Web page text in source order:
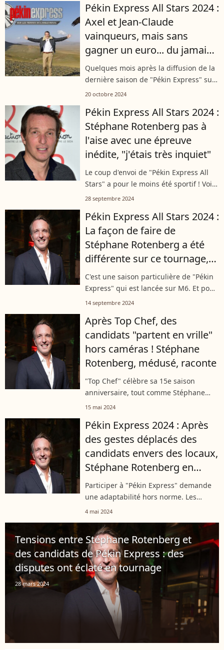
Pékin Express All Stars 2024 :
Axel et Jean-Claude
vainqueurs, mais sans
gagner un euro... du jamais
vu !
Quelques mois après la diffusion de la
dernière saison de "Pékin Express" sur
M6, une nouvelle édition All Stars est
emblématiques ont été choisis pour
intégrer...
20 octobre 2024
Pékin Express All Stars 2024 :
Stéphane Rotenberg pas à
l'aise avec une épreuve
inédite, "j'étais très inquiet"
Le coup d'envoi de "Pékin Express All
Stars" a pour le moins été sportif ! Voire
même un peu trop intense au goût de
conférence de presse, l'animateur...
28 septembre 2024
Pékin Express All Stars 2024 :
La façon de faire de
Stéphane Rotenberg a été
différente sur ce tournage,
voici pourquoi !
C'est une saison particulière de "Pékin
Express" qui est lancée sur M6. Et pour
cause, elle est "All Stars" ! Seuls des
l'émission ont pu participer....
14 septembre 2024
Après Top Chef, des
candidats "partent en vrille"
hors caméras ! Stéphane
Rotenberg, médusé, raconte
"Top Chef" célèbre sa 15e saison
anniversaire, tout comme Stéphane
Rotenberg qui est aux manettes de
édition. Durant toutes ces années,
l'animateur...
15 mai 2024
Pékin Express 2024 : Après
des gestes déplacés des
candidats envers des locaux,
Stéphane Rotenberg en
alerte !
Participer à "Pékin Express" demande
une adaptabilité hors norme. Les
candidats sont à l'autre bout du monde
pas et parfois sans avoir la possibilité...
4 mai 2024
Tensions entre Stéphane Rotenberg et
des candidats de Pékin Express : des
disputes ont éclaté en tournage
28 mars 2024